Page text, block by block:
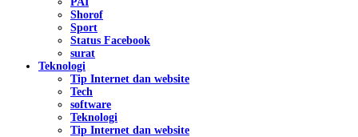
Shorof
Sport
Status Facebook
surat
Teknologi
Tip Internet dan website
Tech
software
Teknologi
Tip Internet dan website